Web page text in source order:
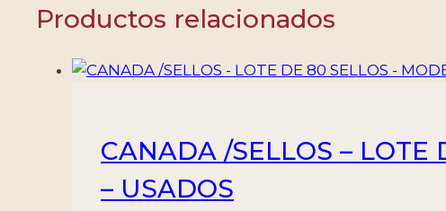
-Productos relacionados
CANADA /SELLOS – LOTE
– USADOS